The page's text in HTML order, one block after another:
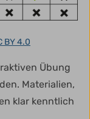
BY 4.0
Übung
Materialien,
klar kenntlich